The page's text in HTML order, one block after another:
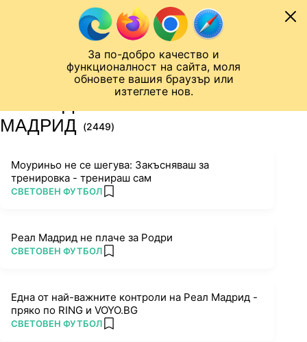
За по-добро качество и
функционалност на сайта, моля
обновете вашия браузър или
изтеглете нов.
Към съдържанието
Лига на Конференциите
МАДРИД (2449)
Моуриньо не се шегува: Закъсняваш за
тренировка - тренираш сам
ПОВЕЧЕ ОТ
СВЕТОВЕН ФУТБОЛ add favorites
Реал Мадрид не плаче за Родри
ПОВЕЧЕ ОТ
СВЕТОВЕН ФУТБОЛ add favorites
Една от най-важните контроли на Реал Мадрид -
пряко по RING и VOYO.BG
ПОВЕЧЕ ОТ
СВЕТОВЕН ФУТБОЛ add favorites